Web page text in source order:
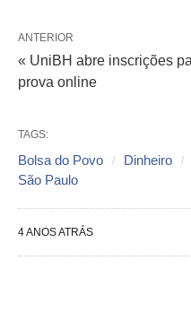
ANTERIOR
« UniBH abre inscrições
prova online
TAGS:
Bolsa do Povo Dinheiro
São Paulo
4 ANOS ATRÁS